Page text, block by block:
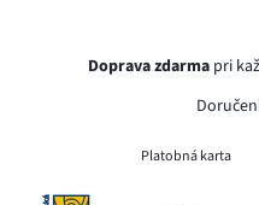
Doprava zdarma pri
Platobná karta